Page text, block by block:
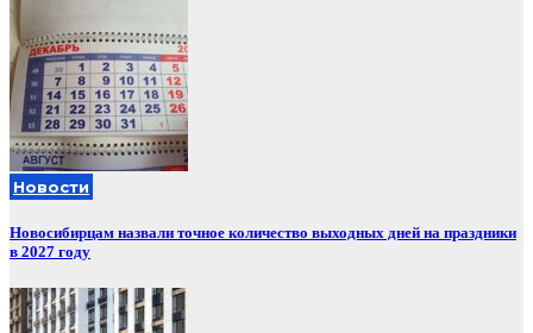
Новости
Новосибирцам назвали точное количество выходных дней на праздники
в 2027 году